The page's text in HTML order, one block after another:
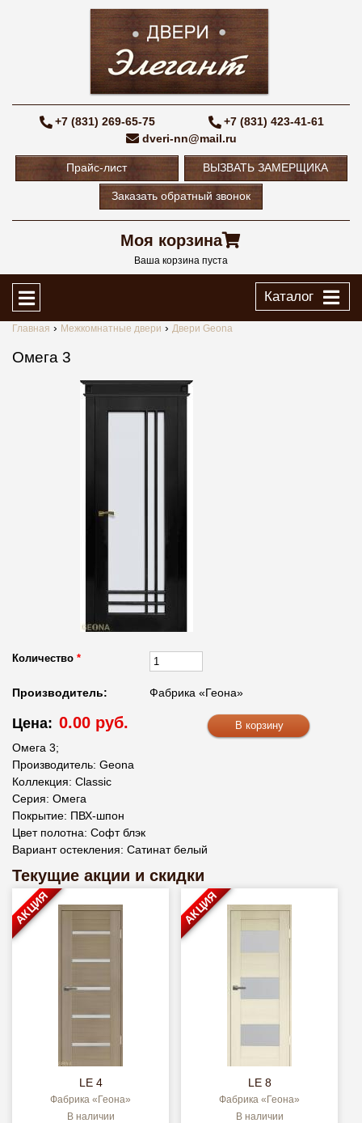
+7 (831) 269-65-75
+7 (831) 423-41-61
dveri-nn@mail.ru
Прайс-лист ВЫЗВАТЬ ЗАМЕРЩИКА
Заказать обратный звонок
Моя корзина
Ваша корзина пуста
Каталог
Главная Межкомнатные двери Двери Geona
Омега 3
Количество *
Производитель: Фабрика «Геона»
Цена: 0.00 руб.
Омега 3;
Производитель: Geona
Коллекция: Classic
Серия: Омега
Покрытие: ПВХ-шпон
Цвет полотна: Софт блэк
Вариант остекления: Сатинат белый
Текущие акции и скидки
LE 4
Фабрика «Геона»
В наличии
АКЦИЯ
LE 8
Фабрика «Геона»
В наличии
АКЦИЯ